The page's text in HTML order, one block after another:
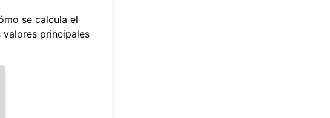
se calcula el
valores principales